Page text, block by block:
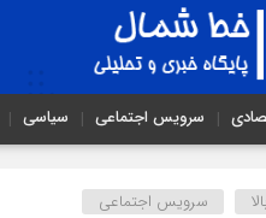
سرویس اجتماعی سیاسی
سرویس اجتماعی